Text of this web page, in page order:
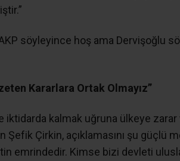
AKP söyleyince hoş ama Dervişoğlu
Kararlara Ortak Olmayız”
iktidarda kalmak uğruna ülkeye
Şefik Çirkin, açıklamasını şu güçlü
emrindedir. Kimse bizi devleti